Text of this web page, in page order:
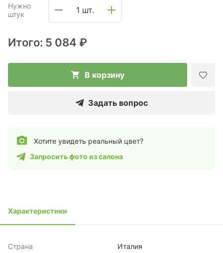
Нужно
штук
1 шт.
Итого: 5 084 ₽
В корзину
Задать вопрос
Хотите увидеть реальный цвет?
Запросить фото из салона
Характеристики
Страна Италия